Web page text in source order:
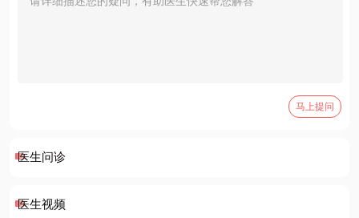
马上提问
医生问诊
医生视频